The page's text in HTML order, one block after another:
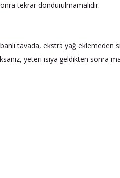
tekrar dondurulmamalıdır.
tavada, ekstra yağ eklemeden
yeteri ısıya geldikten sonra